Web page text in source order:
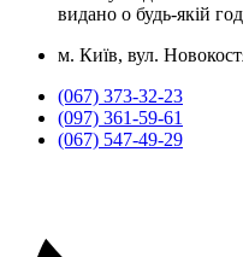
видано о будь-якій
м. Київ, вул.
(067) 373-32-23
(097) 361-59-61
(067) 547-49-29